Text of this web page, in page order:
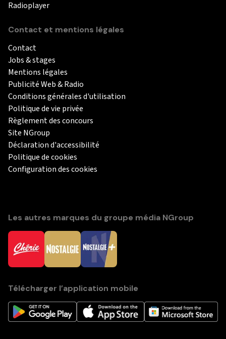
Radioplayer
Contact et mentions légales
Contact
Jobs & stages
Mentions légales
Publicité Web & Radio
Conditions générales d'utilisation
Politique de vie privée
Règlement des concours
Site NGroup
Déclaration d'accessibilité
Politique de cookies
Configuration des cookies
Les autres marques du groupe média NGroup
Télécharger l’application mobile